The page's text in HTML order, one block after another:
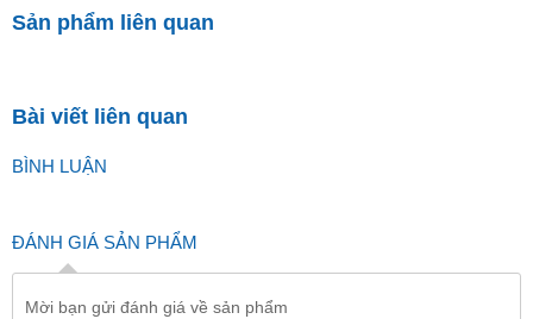
Sản phẩm liên quan
Bài viết liên quan
BÌNH LUẬN
ĐÁNH GIÁ SẢN PHẨM
Mời bạn gửi đánh giá về sản phẩm